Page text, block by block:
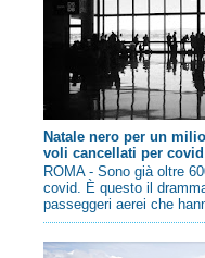
Natale nero per un
voli cancellati per covid
ROMA - Sono già oltre
covid. È questo il
passeggeri aerei che